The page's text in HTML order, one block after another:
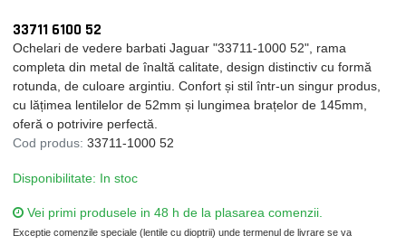
33711 6100 52
Ochelari de vedere barbati Jaguar "33711-1000 52", rama
completa din metal de înaltă calitate, design distinctiv cu formă
rotunda, de culoare argintiu. Confort și stil într-un singur produs,
cu lățimea lentilelor de 52mm și lungimea brațelor de 145mm,
oferă o potrivire perfectă.
Cod produs: 33711-1000 52
Disponibilitate: In stoc
Vei primi produsele in 48 h de la plasarea comenzii.
Exceptie comenzile speciale (lentile cu dioptrii) unde termenul de livrare se va